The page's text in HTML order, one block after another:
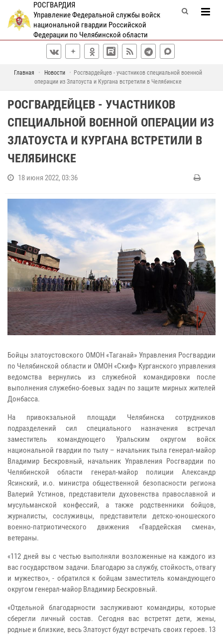
РОСГВАРДИЯ
Управление Федеральной службы войск
национальной гвардии Российской
Федерации по Челябинской области
Главная Новости
Росгвардейцев - участников специальной военной
операции из Златоуста и Кургана встретили в Челябинске
РОСГВАРДЕЙЦЕВ - УЧАСТНИКОВ
СПЕЦИАЛЬНОЙ ВОЕННОЙ ОПЕРАЦИИ ИЗ
ЗЛАТОУСТА И КУРГАНА ВСТРЕТИЛИ В
ЧЕЛЯБИНСКЕ
18 июня 2022, 03:36
Бойцы златоустовского ОМОН «Таганай» Управления Росгвардии
по Челябинской области и ОМОН «Скиф» Курганского управления
ведомства вернулись из служебной командировки после
выполнения служебно-боевых задач по защите мирных жителей
Донбасса.
На привокзальной площади Челябинска сотрудников
подразделений сил специального назначения встречал
заместитель командующего Уральским округом войск
национальной гвардии по тылу – начальник тыла генерал-майор
Владимир Бескровный, начальник Управления Росгвардии по
Челябинской области генерал-майор полиции Александр
Ясинский, и.о. министра общественной безопасности региона
Валерий Устинов, представители духовенства православной и
мусульманской конфессий, а также родственники бойцов,
журналисты, сослуживцы, представители детско-юношеского
военно-патриотического движения «Гвардейская смена»,
ветераны.
«112 дней вы с честью выполняли возложенные на каждого из
вас государством задачи. Благодарю за службу, стойкость, отвагу
и мужество», - обратился к бойцам заместитель командующего
округом генерал-майор Владимир Бескровный.
«Отдельной благодарности заслуживают командиры, которые
сберегли личный состав. Сегодня вас встретят дети, жены,
родные и близкие, весь Златоуст будут встречать своих героев. 13